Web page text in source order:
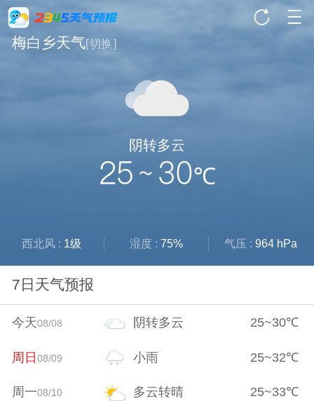
梅白乡天气[切换]
阴转多云
25 ~ 30℃
西北风 : 1级 湿度 : 75% 气压 : 964 hPa
7日天气预报
今天08/08 阴转多云 25~30℃
周日08/09 小雨 25~32℃
周一08/10 多云转晴 25~33℃